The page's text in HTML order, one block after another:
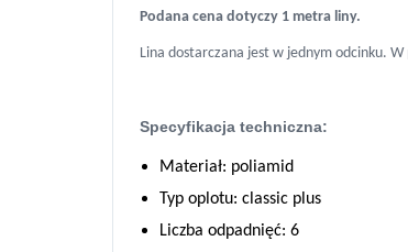
Podana cena dotyczy 1 metra liny.
Lina dostarczana jest w jednym odcinku.
Specyfikacja techniczna:
Materiał: poliamid
Typ oplotu: classic plus
Liczba odpadnięć: 6